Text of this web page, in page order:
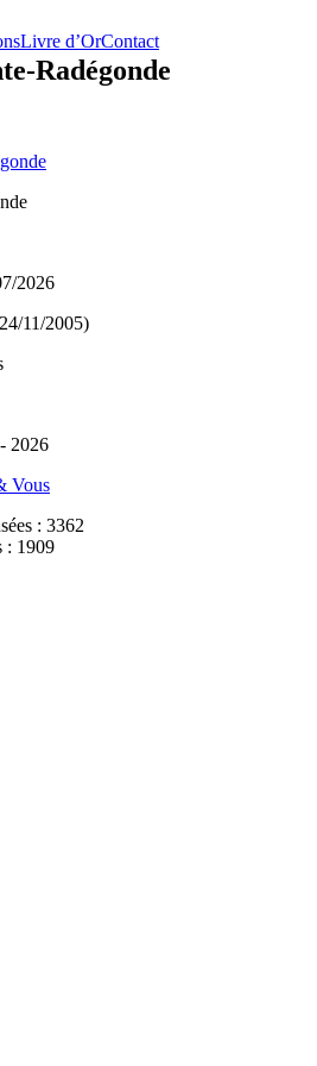
Livre d’OrContact
Radégonde
2026
11/2005)
2026
Vous
: 3362
: 1909